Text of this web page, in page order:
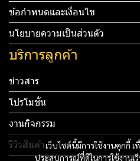
เว็บไซต์นี้มีการใช้งานคุกกี้
ประสบการณ์ที่ดีในการใช้งานเ
ข้อกำหนดและเงื่อนไข
นโยบายความเป็นส่วนตัว
บริการลูกค้า
ข่าวสาร
โปรโมชั่น
งานกิจกรรม
รีวิวสินค้า